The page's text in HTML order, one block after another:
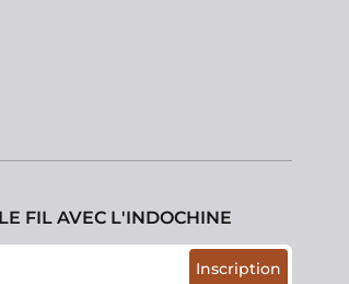
FIL AVEC L'INDOCHINE
Inscription